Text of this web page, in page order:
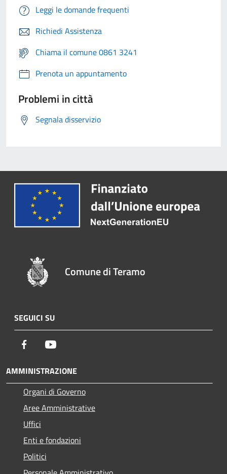
Leggi le domande frequenti
Richiedi Assistenza
Chiama il comune 0861 3241
Prenota un appuntamento
Problemi in città
Segnala disservizio
Comune di Teramo
SEGUICI SU
Facebook
AMMINISTRAZIONE
Organi di Governo
Aree Amministrative
Uffici
Enti e fondazioni
Politici